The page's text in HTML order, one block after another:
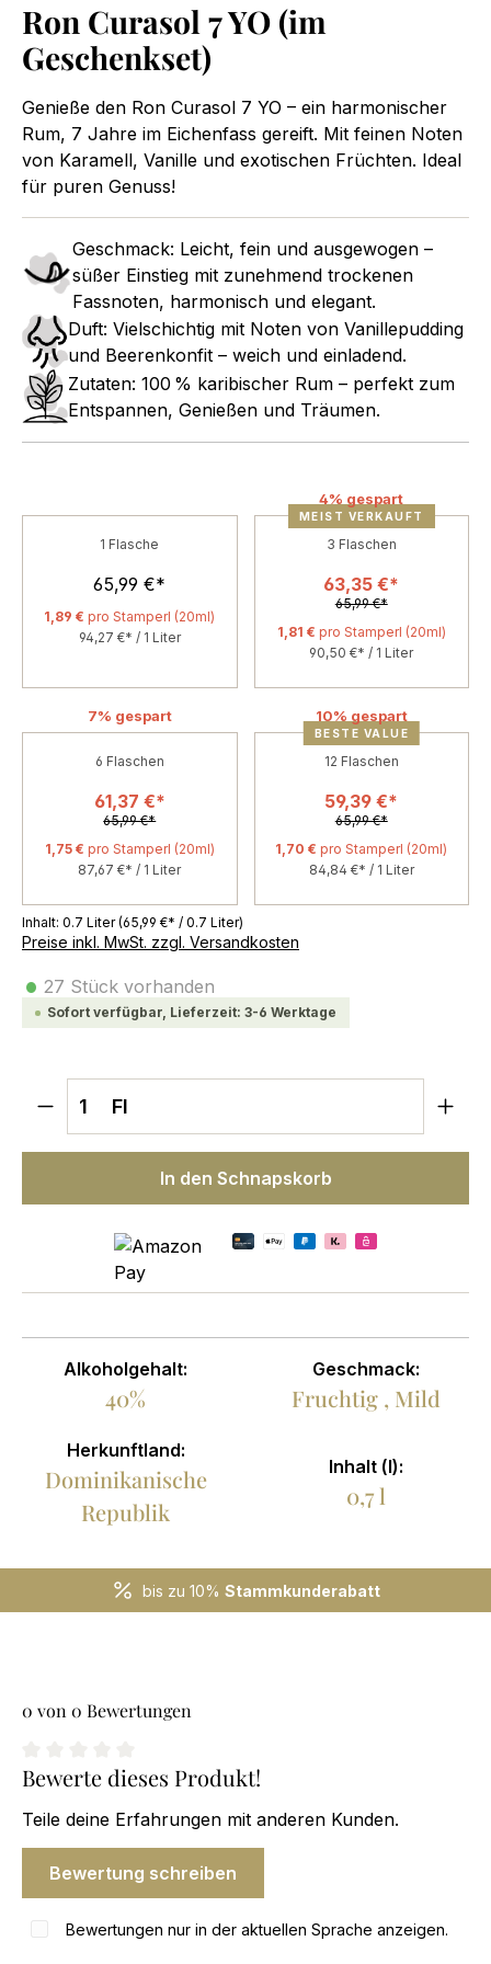
Ron Curasol 7 YO (im
Geschenkset)
Genieße den Ron Curasol 7 YO – ein harmonischer
Rum, 7 Jahre im Eichenfass gereift. Mit feinen Noten
von Karamell, Vanille und exotischen Früchten. Ideal
für puren Genuss!
Geschmack: Leicht, fein und ausgewogen –
süßer Einstieg mit zunehmend trockenen
Fassnoten, harmonisch und elegant.
Duft: Vielschichtig mit Noten von Vanillepudding
und Beerenkonfit – weich und einladend.
Zutaten: 100 % karibischer Rum – perfekt zum
Entspannen, Genießen und Träumen.
1 Flasche
65,99 €*
1,89 € pro Stamperl (20ml)
94,27 €* / 1 Liter
MEIST VERKAUFT
3 Flaschen
63,35 €*
65,99 €*
4% gespart
1,81 € pro Stamperl (20ml)
90,50 €* / 1 Liter
6 Flaschen
61,37 €*
65,99 €*
7% gespart
1,75 € pro Stamperl (20ml)
87,67 €* / 1 Liter
BESTE VALUE
12 Flaschen
59,39 €*
65,99 €*
10% gespart
1,70 € pro Stamperl (20ml)
84,84 €* / 1 Liter
Inhalt: 0.7 Liter(65,99 €* / 0.7 Liter)
Preise inkl. MwSt. zzgl. Versandkosten
• 27 Stück vorhanden
Sofort verfügbar, Lieferzeit: 3-6 Werktage
Produkt Anzahl: Gib den
Fl
In den Schnapskorb
Alkoholgehalt:
40%
Geschmack:
Fruchtig , Mild
Herkunftland:
Dominikanische
Republik
Inhalt (l):
0,7 l
bis zu 10% Stammkunderabatt
0 von 0 Bewertungen
0 von 5 Sternen
Bewerte dieses Produkt!
Teile deine Erfahrungen mit anderen Kunden.
Bewertung schreiben
Bewertungen nur in der aktuellen Sprache anzeigen.